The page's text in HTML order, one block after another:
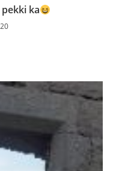
ka